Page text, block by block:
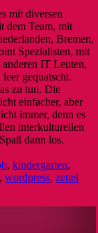
mit diversen
dem Team, mit
Bremen,
Spezialisten, mit
IT Leuten,
gequatscht.
zu tun. Die
einfacher, aber
immer, denn es
interkulturellen
dann los.
, kindergarten,
, wordpress, zettel